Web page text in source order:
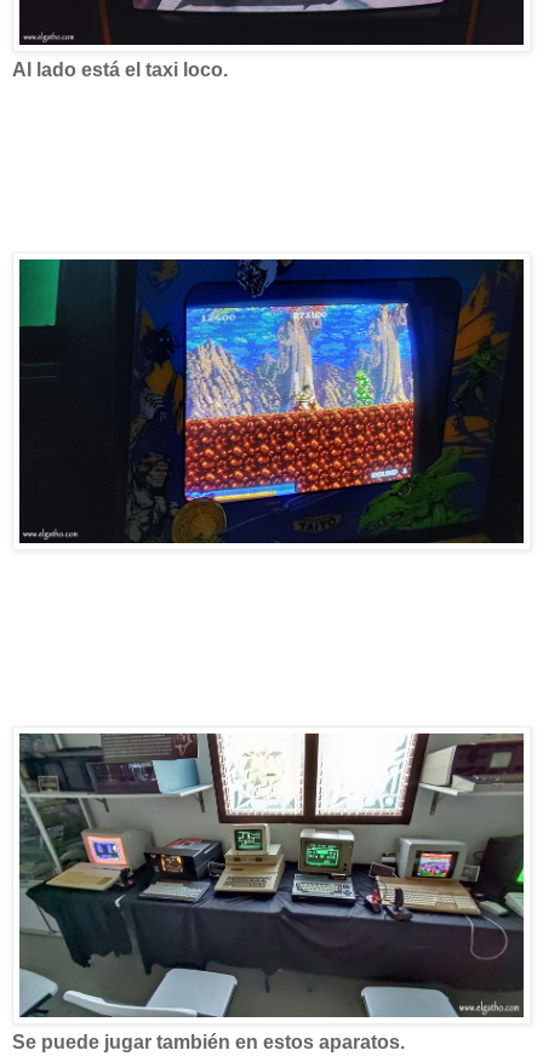
Al lado está el taxi loco.
Se puede jugar también en estos aparatos.